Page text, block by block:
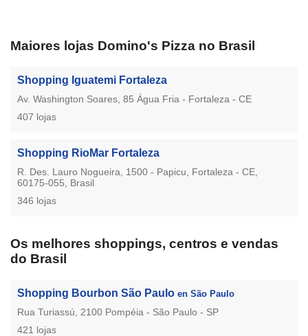
Maiores lojas Domino's Pizza no Brasil
Shopping Iguatemi Fortaleza
Av. Washington Soares, 85 Água Fria - Fortaleza - CE
407 lojas
Shopping RioMar Fortaleza
R. Des. Lauro Nogueira, 1500 - Papicu, Fortaleza - CE,
60175-055, Brasil
346 lojas
Os melhores shoppings, centros e vendas
do Brasil
Shopping Bourbon São Paulo en São Paulo
Rua Turiassú, 2100 Pompéia - São Paulo - SP
421 lojas